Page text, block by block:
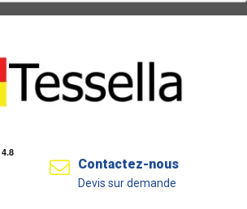
Contactez-nous
Devis sur demande